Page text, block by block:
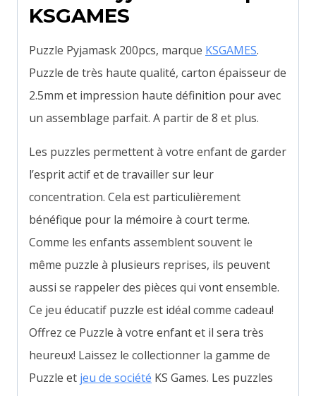
KSGAMES
Puzzle Pyjamask 200pcs, marque KSGAMES.
Puzzle de très haute qualité, carton épaisseur de
2.5mm et impression haute définition pour avec
un assemblage parfait. A partir de 8 et plus.
Les puzzles permettent à votre enfant de garder
l’esprit actif et de travailler sur leur
concentration. Cela est particulièrement
bénéfique pour la mémoire à court terme.
Comme les enfants assemblent souvent le
même puzzle à plusieurs reprises, ils peuvent
aussi se rappeler des pièces qui vont ensemble.
Ce jeu éducatif puzzle est idéal comme cadeau!
Offrez ce Puzzle à votre enfant et il sera très
heureux! Laissez le collectionner la gamme de
Puzzle et jeu de société KS Games. Les puzzles